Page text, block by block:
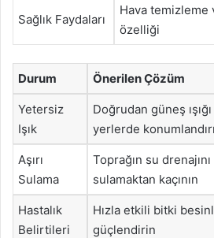
Sağlık Faydaları
Hava temizleme
özelliği
Durum Önerilen Çözüm
Yetersiz
Işık
Doğrudan güneş
yerlerde
Aşırı
Sulama
Toprağın su
sulamaktan kaçının
Hastalık
Belirtileri
Hızla etkili bitki
güçlendirin